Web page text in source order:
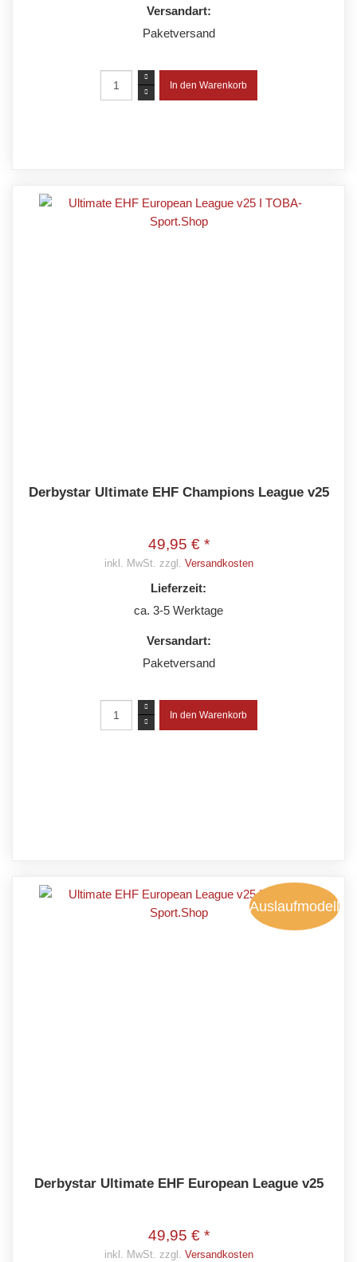
Versandart:
Paketversand
Derbystar Ultimate EHF Champions League v25
49,95 € *
inkl. MwSt. zzgl. Versandkosten
Lieferzeit:
ca. 3-5 Werktage
Versandart:
Paketversand
Auslaufmodell
Derbystar Ultimate EHF European League v25
49,95 € *
inkl. MwSt. zzgl. Versandkosten